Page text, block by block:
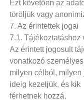
Ezt követően az
töröljük vagy
7. Az érintettek jogai
7.1. Tájékoztatáshoz
Az érintett jogosult
vonatkozó
milyen célból,
ideig kezeljük, és kik
férhetnek hozzá.